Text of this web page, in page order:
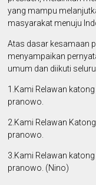
yang mampu
masyarakat menuju
Atas dasar kesamaan
menyampaikan
umum dan diikuti
1.Kami Relawan
pranowo.
2.Kami Relawan
pranowo.
3.Kami Relawan
pranowo. (Nino)